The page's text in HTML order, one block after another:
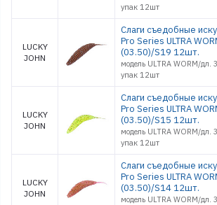
упак 12шт
LUCKY
JOHN
Слаги съедобные
Pro Series ULTRA
(03.50)/S19 12шт.
модель ULTRA WORM/
упак 12шт
LUCKY
JOHN
Слаги съедобные
Pro Series ULTRA
(03.50)/S15 12шт.
модель ULTRA WORM/
упак 12шт
LUCKY
JOHN
Слаги съедобные
Pro Series ULTRA
(03.50)/S14 12шт.
модель ULTRA WORM/